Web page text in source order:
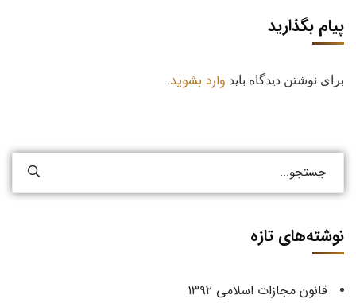
پیام بگذارید
برای نوشتن دیدگاه باید وارد بشوید.
نوشته‌های تازه
قانون مجازات اسلامی ۱۳۹۲